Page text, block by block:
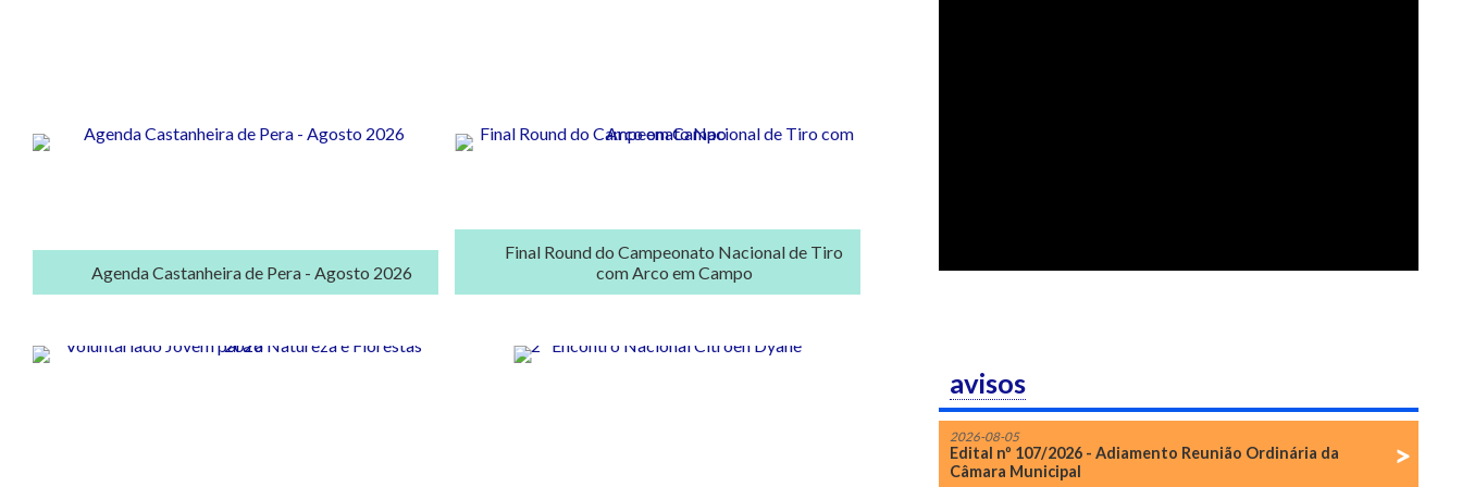
Agenda Castanheira de Pera - Agosto 2026
Final Round do Campeonato Nacional de Tiro
com Arco em Campo
avisos
2026-08-05
Edital nº 107/2026 - Adiamento Reunião Ordinária da
Câmara Municipal